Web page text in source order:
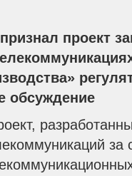
проект
обсуждение
за